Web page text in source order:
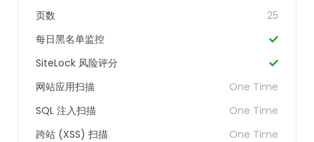
页数
25
每日黑名单监控
SiteLock 风险评分
网站应用扫描
One Time
SQL 注入扫描
One Time
跨站 (XSS) 扫描
One Time